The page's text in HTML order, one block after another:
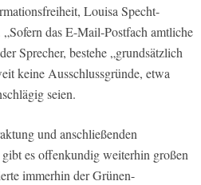
Louisa Specht-
„Sofern das E-Mail-Postfach amtliche
Sprecher, bestehe „grundsätzlich
keine Ausschlussgründe, etwa
seien.
und anschließenden
es offenkundig weiterhin großen
immerhin der Grünen-